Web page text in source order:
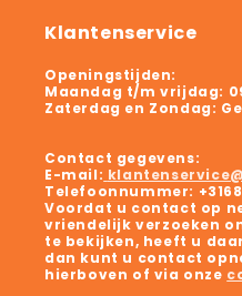
Klantenservice
Openingstijden:
Maandag t/m vrijdag:
Zaterdag en Zondag:
Contact gegevens:
E-mail:
Telefoonnummer:
Voordat u contact op
vriendelijk verzoeken
te bekijken, heeft u
dan kunt u contact
hierboven of via onze